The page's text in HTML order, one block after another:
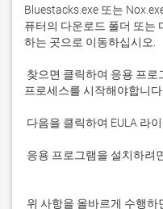
Bluestacks.exe 또는
퓨터의 다운로드 폴더 또는